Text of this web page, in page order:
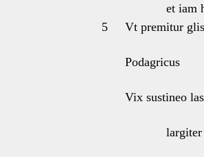
et iam
5
Vt premitur
Podagricus
Vix sustineo